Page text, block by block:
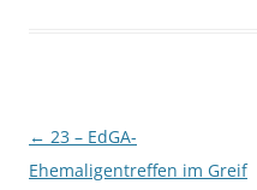
Beitragsnavigation
← 23 – EdGA-
Ehemaligentreffen im Greif